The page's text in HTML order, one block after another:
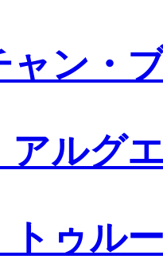
ャン・
アルグ
トゥル